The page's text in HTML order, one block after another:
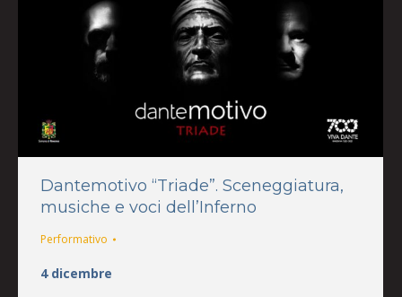
Dantemotivo “Triade”. Sceneggiatura,
musiche e voci dell’Inferno
Performativo
4 dicembre